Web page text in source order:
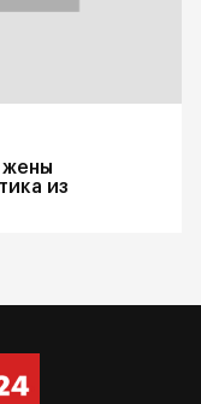
жены
из